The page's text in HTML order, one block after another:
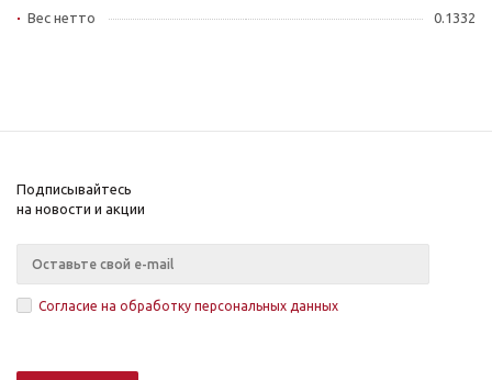
Вес нетто
0.1332
Подписывайтесь
на новости и акции
Согласие на обработку персональных данных